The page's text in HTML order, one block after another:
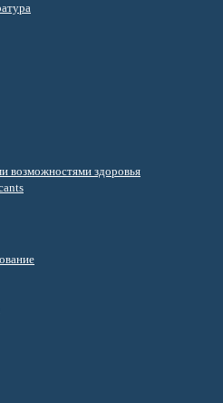
возможностями здоровья